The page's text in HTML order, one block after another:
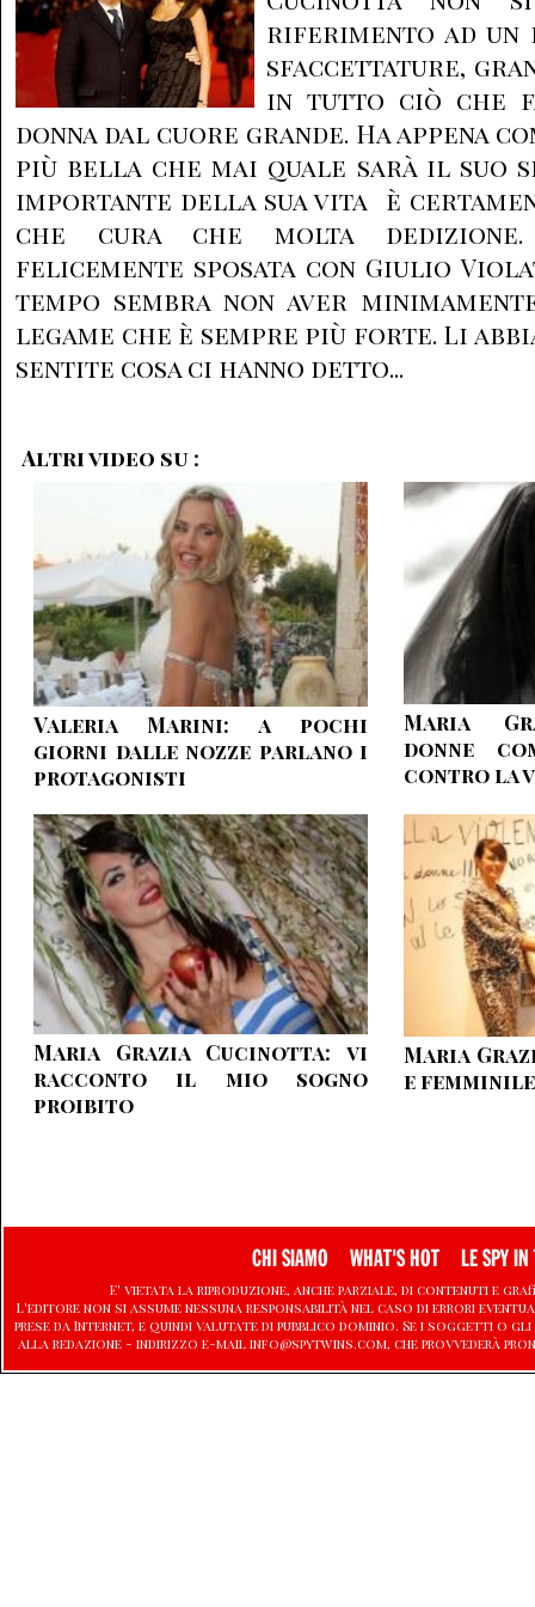
riferimento ad un
sfaccettature,
in tutto ciò che
donna dal cuore grande. Ha appena
più bella che mai quale sarà il suo
importante della sua vita è
che cura che molta dedizione.
felicemente sposata con Giulio
tempo sembra non aver
legame che è sempre più forte. Li
sentite cosa ci hanno detto...
Altri video su :
Valeria Marini: a pochi
giorni dalle nozze parlano i
protagonisti
Maria
donne
contro la
Maria Grazia Cucinotta: vi
racconto il mio sogno
proibito
Maria
e
CHI SIAMO WHAT'S HOT LE SPY IN
E' vietata la riproduzione, anche parziale, di contenuti e
L'editore non si assume nessuna responsabilità nel caso di errori
prese da Internet, e quindi valutate di pubblico dominio. Se i soggetti
alla redazione - indirizzo e-mail info@spytwins.com, che provvederà